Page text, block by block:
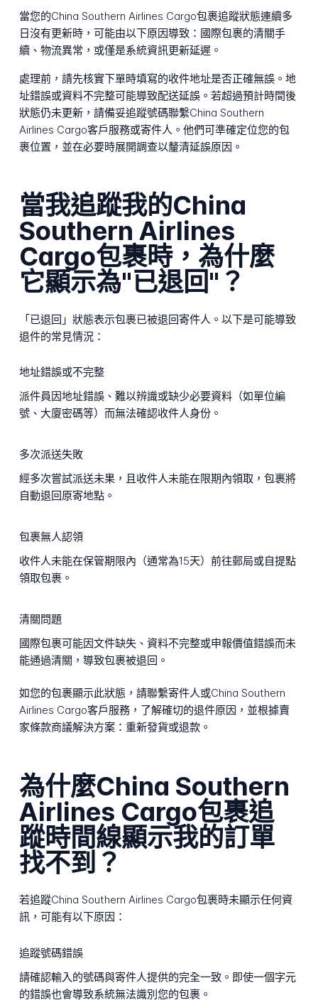
當您的China Southern Airlines Cargo包裹追蹤狀態連續多
日沒有更新時，可能由以下原因導致：國際包裹的清關手
續、物流異常，或僅是系統資訊更新延遲。
處理前，請先核實下單時填寫的收件地址是否正確無誤。地
址錯誤或資料不完整可能導致配送延誤。若超過預計時間後
狀態仍未更新，請備妥追蹤號碼聯繫China Southern
Airlines Cargo客戶服務或寄件人。他們可準確定位您的包
裹位置，並在必要時展開調查以釐清延誤原因。
當我追蹤我的China
Southern Airlines
Cargo包裹時，為什麼
它顯示為"已退回"？
「已退回」狀態表示包裹已被退回寄件人。以下是可能導致
退件的常見情況：
地址錯誤或不完整
派件員因地址錯誤、難以辨識或缺少必要資料（如單位編
號、大廈密碼等）而無法確認收件人身份。
多次派送失敗
經多次嘗試派送未果，且收件人未能在限期內領取，包裹將
自動退回原寄地點。
包裹無人認領
收件人未能在保管期限內（通常為15天）前往郵局或自提點
領取包裹。
清關問題
國際包裹可能因文件缺失、資料不完整或申報價值錯誤而未
能通過清關，導致包裹被退回。
如您的包裹顯示此狀態，請聯繫寄件人或China Southern
Airlines Cargo客戶服務，了解確切的退件原因，並根據賣
家條款商議解決方案：重新發貨或退款。
為什麼China Southern
Airlines Cargo包裹追
蹤時間線顯示我的訂單
找不到？
若追蹤China Southern Airlines Cargo包裹時未顯示任何資
訊，可能有以下原因：
追蹤號碼錯誤
請確認輸入的號碼與寄件人提供的完全一致。即使一個字元
的錯誤也會導致系統無法識別您的包裹。